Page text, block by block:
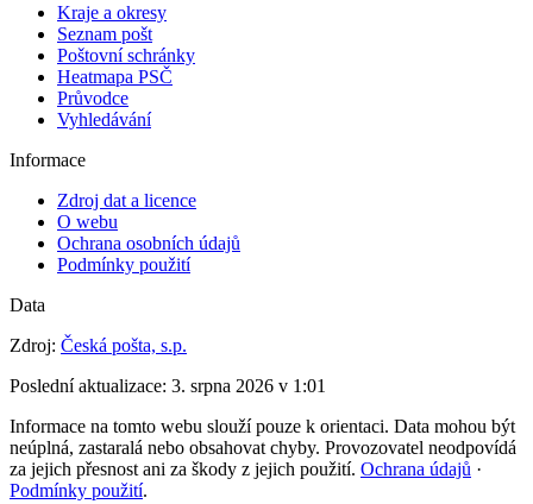
Kraje a okresy
Seznam pošt
Poštovní schránky
Heatmapa PSČ
Průvodce
Vyhledávání
Informace
Zdroj dat a licence
O webu
Ochrana osobních údajů
Podmínky použití
Data
Zdroj: Česká pošta, s.p.
Poslední aktualizace: 3. srpna 2026 v 1:01
Informace na tomto webu slouží pouze k orientaci. Data mohou být
neúplná, zastaralá nebo obsahovat chyby. Provozovatel neodpovídá
za jejich přesnost ani za škody z jejich použití. Ochrana údajů ·
Podmínky použití.